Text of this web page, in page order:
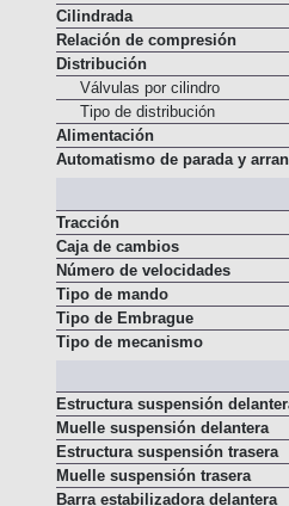
Carrera
Cilindrada
Relación de compresión
Distribución
Válvulas por cilindro
Tipo de distribución
Alimentación
Tracción
Caja de cambios
Número de velocidades
Tipo de mando
Tipo de Embrague
Estructura suspensión delantera
Muelle suspensión delantera
Estructura suspensión trasera
Muelle suspensión trasera